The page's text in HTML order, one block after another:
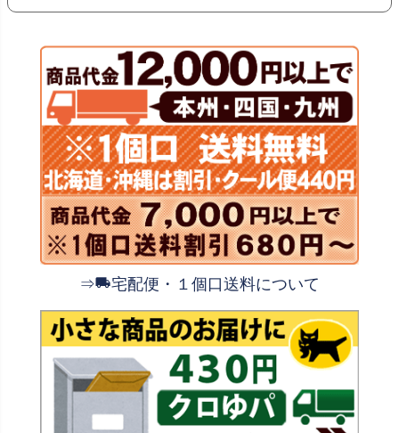
⇒ 宅配便・１個口送料について